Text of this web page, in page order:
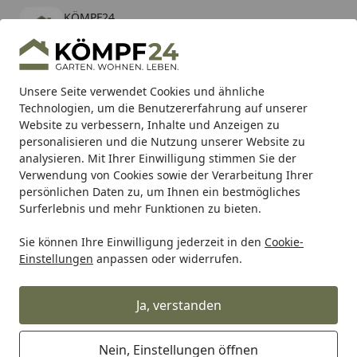
Unsere Seite verwendet Cookies und ähnliche
Technologien, um die Benutzererfahrung auf unserer
Website zu verbessern, Inhalte und Anzeigen zu
personalisieren und die Nutzung unserer Website zu
analysieren. Mit Ihrer Einwilligung stimmen Sie der
Verwendung von Cookies sowie der Verarbeitung Ihrer
persönlichen Daten zu, um Ihnen ein bestmögliches
Surferlebnis und mehr Funktionen zu bieten.
Sie können Ihre Einwilligung jederzeit in den Cookie-
Einstellungen anpassen oder widerrufen.
Ja, verstanden
Nein, Einstellungen öffnen
KÖMPF24
kostenlos - Im App Store
Hotline
Alle Produkte
Mein Konto
Suchen
Karibu Pools inkl. gratis Sandfilteranlage & Pool-
Starterset (Gesamtwert bis 468,99€)
Startseite
Shad Gepäck SHAD Top Master Befestigungssatz Morbi
SHAD Top Master Befestigungssatz
Morbi SC 125 LX